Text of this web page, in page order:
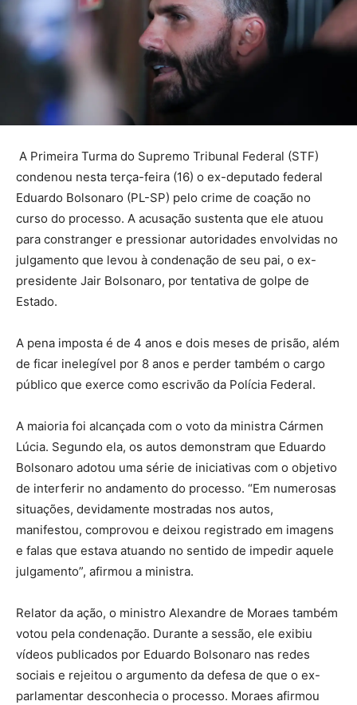
A Primeira Turma do Supremo Tribunal Federal (STF)
condenou nesta terça-feira (16) o ex-deputado federal
Eduardo Bolsonaro (PL-SP) pelo crime de coação no
curso do processo. A acusação sustenta que ele atuou
para constranger e pressionar autoridades envolvidas no
julgamento que levou à condenação de seu pai, o ex-
presidente Jair Bolsonaro, por tentativa de golpe de
Estado.
A pena imposta é de 4 anos e dois meses de prisão, além
de ficar inelegível por 8 anos e perder também o cargo
público que exerce como escrivão da Polícia Federal.
A maioria foi alcançada com o voto da ministra Cármen
Lúcia. Segundo ela, os autos demonstram que Eduardo
Bolsonaro adotou uma série de iniciativas com o objetivo
de interferir no andamento do processo. “Em numerosas
situações, devidamente mostradas nos autos,
manifestou, comprovou e deixou registrado em imagens
e falas que estava atuando no sentido de impedir aquele
julgamento”, afirmou a ministra.
Relator da ação, o ministro Alexandre de Moraes também
votou pela condenação. Durante a sessão, ele exibiu
vídeos publicados por Eduardo Bolsonaro nas redes
sociais e rejeitou o argumento da defesa de que o ex-
parlamentar desconhecia o processo. Moraes afirmou